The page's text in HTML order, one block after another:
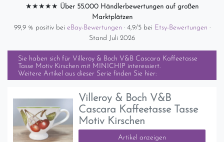
★★★★★ Über 55.000 Händlerbewertungen auf großen
Marktplätzen
99,9 % positiv bei eBay-Bewertungen · 4,9/5 bei Etsy-Bewertungen ·
Stand Juli 2026
Sie haben sich für Villeroy & Boch V&B Cascara Kaffeetasse
Tasse Motiv Kirschen mit MINICHIP interessiert.
Weitere Artikel aus dieser Serie finden Sie hier:
Villeroy & Boch V&B
Cascara Kaffeetasse Tasse
Motiv Kirschen
Artikel anzeigen